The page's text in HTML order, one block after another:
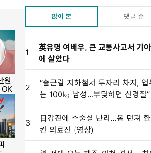
많이 본 댓글 순
1
英유명 여배우, 큰 교통사고서 기
에 살았다
2
“출근길 지하철서 두자리 차지, 업
는 100㎏ 남성…부딪히면 신경질”
3
日강진에 수술실 난리…몸 던져 환
킨 의료진 (영상)